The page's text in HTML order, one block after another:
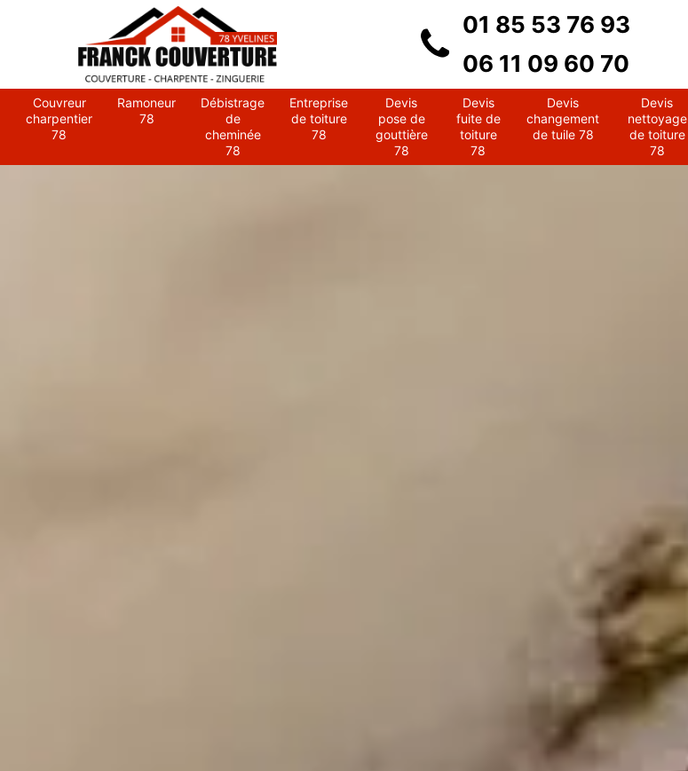
01 85 53 76 93
06 11 09 60 70
Couvreur
charpentier
78
Ramoneur
78
Débistrage
de
cheminée
78
Entreprise
de toiture
78
Devis
pose de
gouttière
78
Devis
fuite de
toiture
78
Devis
changement
de tuile 78
Devis
nettoyage
de toiture
78